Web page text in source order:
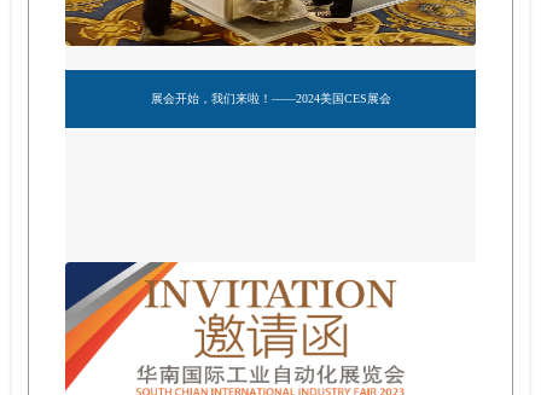
展会开始，我们来啦！——2024美国CES展会